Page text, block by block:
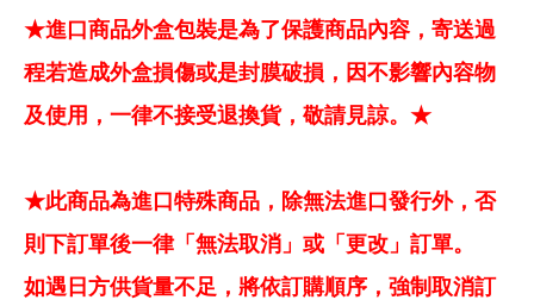
★進口商品外盒包裝是為了保護商品內容，寄送過
程若造成外盒損傷或是封膜破損，因不影響內容物
及使用，一律不接受退換貨，敬請見諒。★
★此商品為進口特殊商品，除無法進口發行外，否
則下訂單後一律「無法取消」或「更改」訂單。
如遇日方供貨量不足，將依訂購順序，強制取消訂